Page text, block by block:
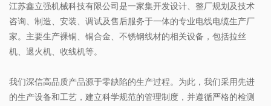
江苏鑫立强机械科技有限公司是一家集开发设计、整厂规划及技术
咨询、制造、安装、调试及售后服务于一体的专业电线电缆生产厂
家。主要生产裸铜、铜合金、不锈钢线材的相关设备，包括拉丝
机、退火机、收线机等。
我们深信高品质产品源于零缺陷的生产过程。为此，我们采用先进
的生产设备和工艺，建立科学规范的管理制度，并遵循严格的检测